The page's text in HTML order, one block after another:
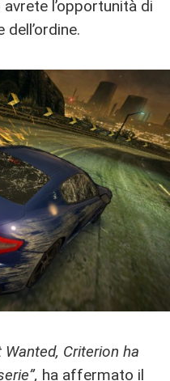
l’opportunità di
dell’ordine.
Criterion ha
ha affermato il